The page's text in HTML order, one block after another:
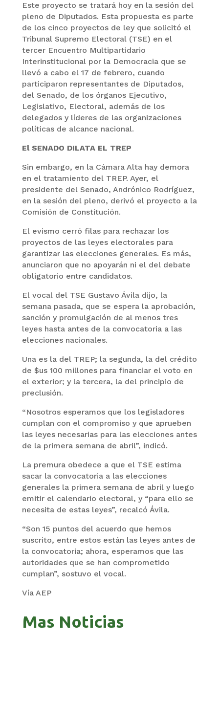
Este proyecto se tratará hoy en la sesión del
pleno de Diputados. Esta propuesta es parte
de los cinco proyectos de ley que solicitó el
Tribunal Supremo Electoral (TSE) en el
tercer Encuentro Multipartidario
Interinstitucional por la Democracia que se
llevó a cabo el 17 de febrero, cuando
participaron representantes de Diputados,
del Senado, de los órganos Ejecutivo,
Legislativo, Electoral, además de los
delegados y líderes de las organizaciones
políticas de alcance nacional.
El SENADO DILATA EL TREP
Sin embargo, en la Cámara Alta hay demora
en el tratamiento del TREP. Ayer, el
presidente del Senado, Andrónico Rodríguez,
en la sesión del pleno, derivó el proyecto a la
Comisión de Constitución.
El evismo cerró filas para rechazar los
proyectos de las leyes electorales para
garantizar las elecciones generales. Es más,
anunciaron que no apoyarán ni el del debate
obligatorio entre candidatos.
El vocal del TSE Gustavo Ávila dijo, la
semana pasada, que se espera la aprobación,
sanción y promulgación de al menos tres
leyes hasta antes de la convocatoria a las
elecciones nacionales.
Una es la del TREP; la segunda, la del crédito
de $us 100 millones para financiar el voto en
el exterior; y la tercera, la del principio de
preclusión.
“Nosotros esperamos que los legisladores
cumplan con el compromiso y que aprueben
las leyes necesarias para las elecciones antes
de la primera semana de abril”, indicó.
La premura obedece a que el TSE estima
sacar la convocatoria a las elecciones
generales la primera semana de abril y luego
emitir el calendario electoral, y “para ello se
necesita de estas leyes”, recalcó Ávila.
“Son 15 puntos del acuerdo que hemos
suscrito, entre estos están las leyes antes de
la convocatoria; ahora, esperamos que las
autoridades que se han comprometido
cumplan”, sostuvo el vocal.
Vía AEP
Mas Noticias